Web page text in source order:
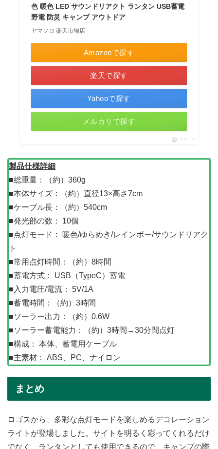
色 暖色 LED サウンドリアクト ランタン USB蓄電
野電 防災 キャンプ アウトドア
ヤマソロ 楽天市場店
Amazonで探す
楽天で探す
Yahooで探す
メルカリで探す
ポチップ
製品仕様詳細
■総重量：（約）360g
■本体サイズ：（約）直径13×高さ7cm
■ケーブル長：（約）540cm
■発光部の数： 10個
■点灯モード： 暖色/ゆらめき/レインボー/サウンドリアク
ト
■常用点灯時間：（約）8時間
■蓄電方式： USB（TypeC）蓄電
■入力電圧/電流： 5V/1A
■蓄電時間：（約）3時間
■ソーラー出力：（約）0.6W
■ソーラー蓄電能力：（約）3時間→30分間点灯
■構成： 本体、蓄電用ケーブル
■主素材： ABS、PC、ナイロン
まとめ
ロゴスから、多彩な点灯モードを楽しめるデコレーション
ライトが登場しました。サイトを明るく彩ってくれるだけ
でなく、ランタンとしても使用できるので、キャンプの際